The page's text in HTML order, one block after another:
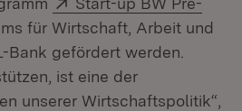
Fenster)
für Wirtschaft, Arbeit und
Bank gefördert werden.
ist eine der
unserer Wirtschaftspolitik“,